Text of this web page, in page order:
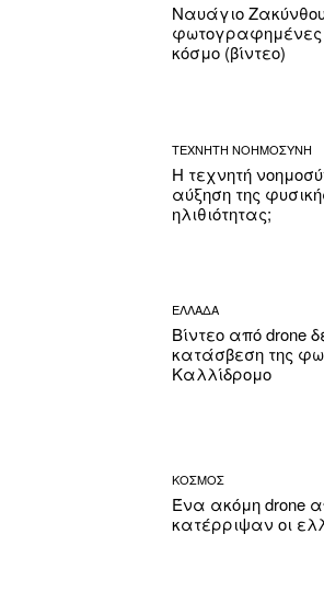
Ναυάγιο
φωτογραφημένες
κόσμο (βίντεο)
ΤΕΧΝΗΤΗ ΝΟΗΜΟΣΥΝΗ
Η τεχνητή
αύξηση της
ηλιθιότητας;
ΕΛΛΑΔΑ
Βίντεο από drone
κατάσβεση της
Καλλίδρομο
ΚΟΣΜΟΣ
Ένα ακόμη drone
κατέρριψαν οι